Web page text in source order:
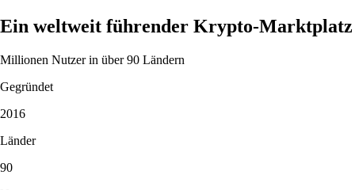
Ein weltweit führender Krypto-Marktplatz
Millionen Nutzer in über 90 Ländern
Gegründet
2016
Länder
90